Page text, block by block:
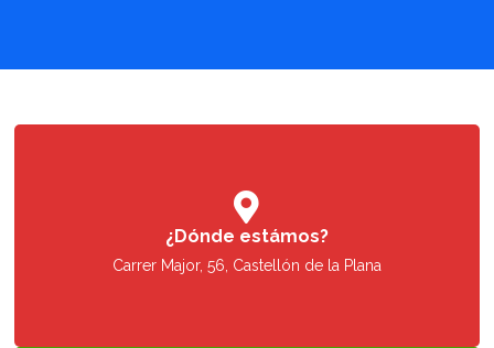

¿Dónde estámos?
Carrer Major, 56, Castellón de la Plana